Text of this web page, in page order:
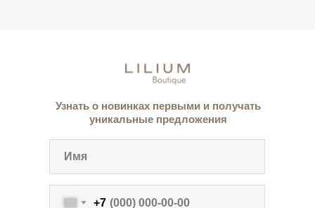
Узнать о новинках первыми и получать
уникальные предложения
+7